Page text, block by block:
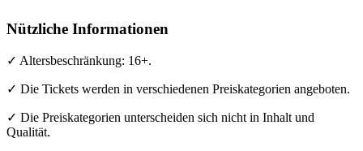
Nützliche Informationen
✓ Altersbeschränkung: 16+.
✓ Die Tickets werden in verschiedenen Preiskategorien angeboten.
✓ Die Preiskategorien unterscheiden sich nicht in Inhalt und
Qualität.